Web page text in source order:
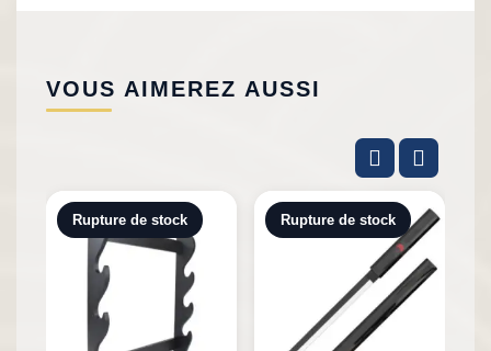
VOUS AIMEREZ AUSSI
Rupture de stock Rupture de stock